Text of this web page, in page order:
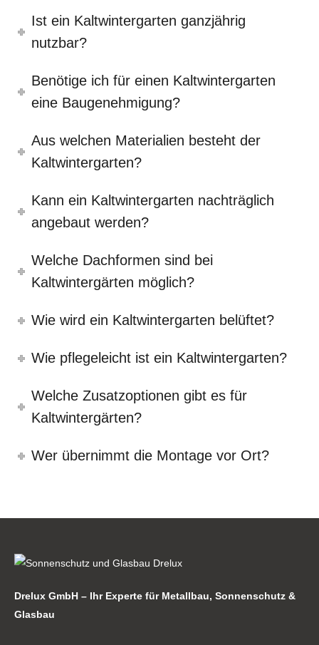
Ist ein Kaltwintergarten ganzjährig
nutzbar?
Benötige ich für einen Kaltwintergarten
eine Baugenehmigung?
Aus welchen Materialien besteht der
Kaltwintergarten?
Kann ein Kaltwintergarten nachträglich
angebaut werden?
Welche Dachformen sind bei
Kaltwintergärten möglich?
Wie wird ein Kaltwintergarten belüftet?
Wie pflegeleicht ist ein Kaltwintergarten?
Welche Zusatzoptionen gibt es für
Kaltwintergärten?
Wer übernimmt die Montage vor Ort?
Drelux GmbH – Ihr Experte für Metallbau, Sonnenschutz &
Glasbau